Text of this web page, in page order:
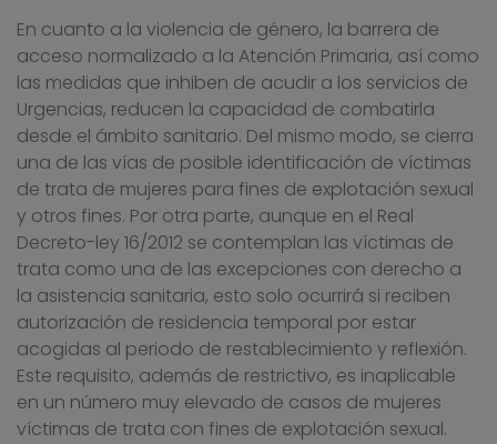
En cuanto a la violencia de género, la barrera de
acceso normalizado a la Atención Primaria, así como
las medidas que inhiben de acudir a los servicios de
Urgencias, reducen la capacidad de combatirla
desde el ámbito sanitario. Del mismo modo, se cierra
una de las vías de posible identificación de víctimas
de trata de mujeres para fines de explotación sexual
y otros fines. Por otra parte, aunque en el Real
Decreto-ley 16/2012 se contemplan las víctimas de
trata como una de las excepciones con derecho a
la asistencia sanitaria, esto solo ocurrirá si reciben
autorización de residencia temporal por estar
acogidas al periodo de restablecimiento y reflexión.
Este requisito, además de restrictivo, es inaplicable
en un número muy elevado de casos de mujeres
víctimas de trata con fines de explotación sexual.